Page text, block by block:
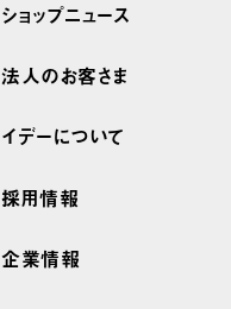
ショップニュース
法人のお客さま
イデーについて
採用情報
企業情報